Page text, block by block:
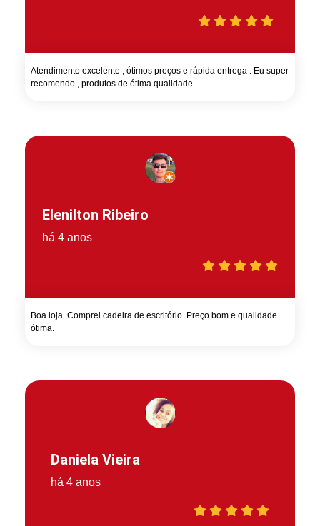
Atendimento excelente , ótimos preços e rápida entrega . Eu super
recomendo , produtos de ótima qualidade.
Elenilton Ribeiro
há 4 anos
Boa loja. Comprei cadeira de escritório. Preço bom e qualidade
ótima.
Daniela Vieira
há 4 anos